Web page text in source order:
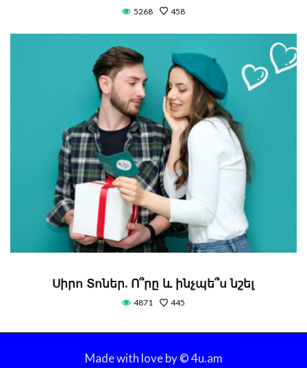
5268 458
Սիրո Տոներ. Ո՞րը և ինչպե՞ս նշել
4871 445
Made with love by © 4u.am